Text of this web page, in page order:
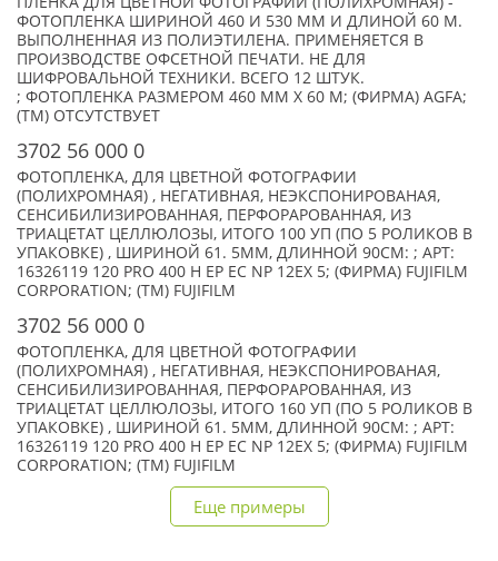
ФОТОПЛЕНКА ШИРИНОЙ 460 И 530 ММ И ДЛИНОЙ 60 М.
ВЫПОЛНЕННАЯ ИЗ ПОЛИЭТИЛЕНА. ПРИМЕНЯЕТСЯ В
ПРОИЗВОДСТВЕ ОФСЕТНОЙ ПЕЧАТИ. НЕ ДЛЯ
ШИФРОВАЛЬНОЙ ТЕХНИКИ. ВСЕГО 12 ШТУК.
; ФОТОПЛЕНКА РАЗМЕРОМ 460 MM X 60 M; (ФИРМА) AGFA;
(TM) ОТСУТСТВУЕТ
3702 56 000 0
ФОТОПЛЕНКА, ДЛЯ ЦВЕТНОЙ ФОТОГРАФИИ
(ПОЛИХРОМНАЯ) , НЕГАТИВНАЯ, НЕЭКСПОНИРОВАНАЯ,
СЕНСИБИЛИЗИРОВАННАЯ, ПЕРФОРАРОВАННАЯ, ИЗ
ТРИАЦЕТАТ ЦЕЛЛЮЛОЗЫ, ИТОГО 100 УП (ПО 5 РОЛИКОВ В
УПАКОВКЕ) , ШИРИНОЙ 61. 5ММ, ДЛИННОЙ 90CМ: ; АРТ:
16326119 120 PRO 400 H EP EC NP 12EX 5; (ФИРМА) FUJIFILM
CORPORATION; (TM) FUJIFILM
3702 56 000 0
ФОТОПЛЕНКА, ДЛЯ ЦВЕТНОЙ ФОТОГРАФИИ
(ПОЛИХРОМНАЯ) , НЕГАТИВНАЯ, НЕЭКСПОНИРОВАНАЯ,
СЕНСИБИЛИЗИРОВАННАЯ, ПЕРФОРАРОВАННАЯ, ИЗ
ТРИАЦЕТАТ ЦЕЛЛЮЛОЗЫ, ИТОГО 160 УП (ПО 5 РОЛИКОВ В
УПАКОВКЕ) , ШИРИНОЙ 61. 5ММ, ДЛИННОЙ 90CМ: ; АРТ:
16326119 120 PRO 400 H EP EC NP 12EX 5; (ФИРМА) FUJIFILM
CORPORATION; (TM) FUJIFILM
Еще примеры